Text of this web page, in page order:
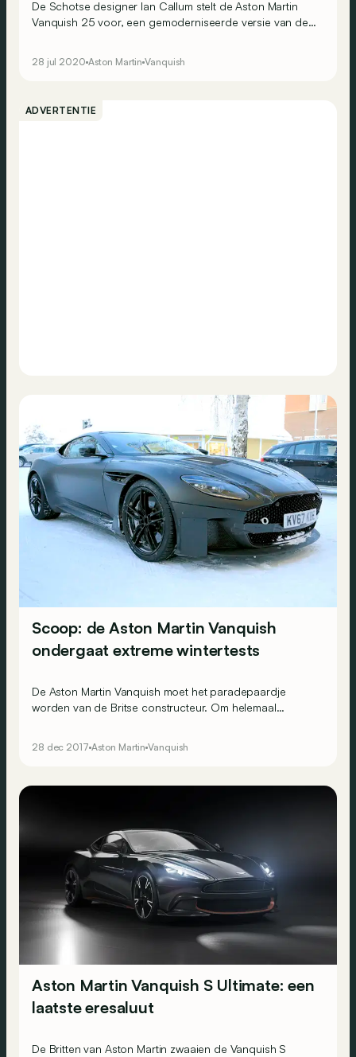
De Schotse designer Ian Callum stelt de Aston Martin
Vanquish 25 voor, een gemoderniseerde versie van de
28 jul 2020 Aston Martin Vanquish
ADVERTENTIE
Scoop: de Aston Martin Vanquish
ondergaat extreme wintertests
De Aston Martin Vanquish moet het paradepaardje
worden van de Britse constructeur. Om helemaal
diepvriestemperaturen.
28 dec 2017 Aston Martin Vanquish
Aston Martin Vanquish S Ultimate: een
laatste eresaluut
De Britten van Aston Martin zwaaien de Vanquish S